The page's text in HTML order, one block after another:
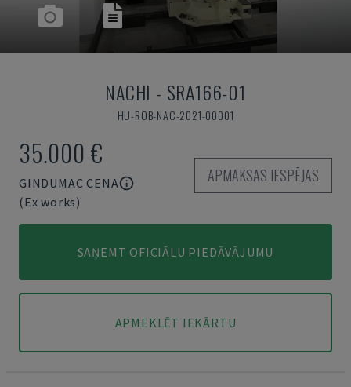
NACHI - SRA166-01
HU-ROB-NAC-2021-00001
35.000 €
GINDUMAC CENA
(Ex works)
APMAKSAS IESPĒJAS
SAŅEMT OFICIĀLU PIEDĀVĀJUMU
APMEKLĒT IEKĀRTU